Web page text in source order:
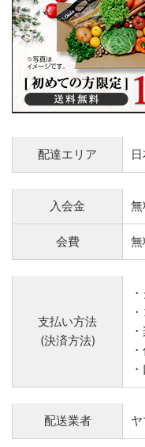
配達エリア
入会金 無
会費 無
支払い方法
(決済方法)
配送業者